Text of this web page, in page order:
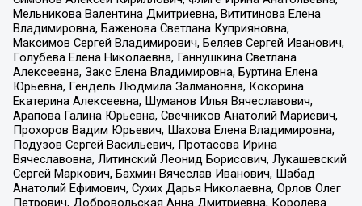
Мельникова Валентина Дмитриевна, Вититинова Елена
Владимировна, Баженова Светлана Куприяновна,
Максимов Сергей Владимирович, Беляев Сергей Иванович,
Голубева Елена Николаевна, Ганнушкина Светлана
Алексеевна, Закс Елена Владимировна, Буртина Елена
Юрьевна, Гендель Людмила Залмановна, Кокорина
Екатерина Алексеевна, Шуманов Илья Вячеславович,
Арапова Галина Юрьевна, Свечников Анатолий Мариевич,
Прохоров Вадим Юрьевич, Шахова Елена Владимировна,
Подузов Сергей Васильевич, Протасова Ирина
Вячеславовна, Литинский Леонид Борисович, Лукашевский
Сергей Маркович, Бахмин Вячеслав Иванович, Шабад
Анатолий Ефимович, Сухих Дарья Николаевна, Орлов Олег
Петрович, Добровольская Анна Дмитриевна, Королева